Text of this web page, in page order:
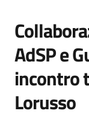
AdSP e
incontro
Lorusso